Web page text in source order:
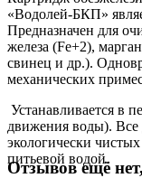
«Водолей-БКП»
Предназначен для
железа (Fe+2),
свинец и др.).
механических
Устанавливается в
движения воды). Все
экологически
питьевой водой.
Отзывов ещё